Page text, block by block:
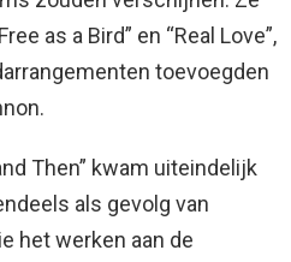
as a Bird” en “Real Love”,
toevoegden
Then” kwam uiteindelijk
als gevolg van
het werken aan de